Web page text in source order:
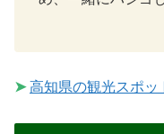
➤ 高知県の観光スポッ